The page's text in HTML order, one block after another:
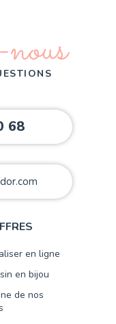
68
en ligne
en bijou
de nos